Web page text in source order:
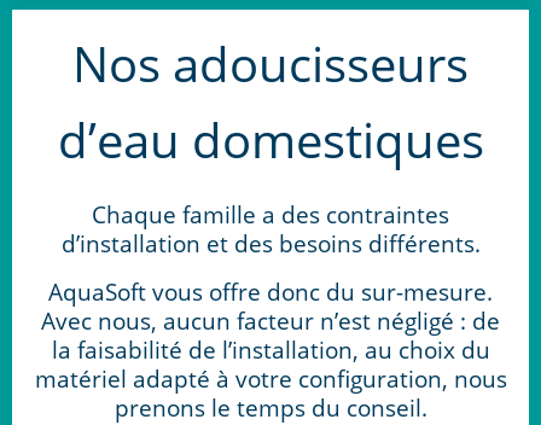
Nos adoucisseurs
d’eau domestiques
Chaque famille a des contraintes
d’installation et des besoins différents.
AquaSoft vous offre donc du sur-mesure.
Avec nous, aucun facteur n’est négligé : de
la faisabilité de l’installation, au choix du
matériel adapté à votre configuration, nous
prenons le temps du conseil.